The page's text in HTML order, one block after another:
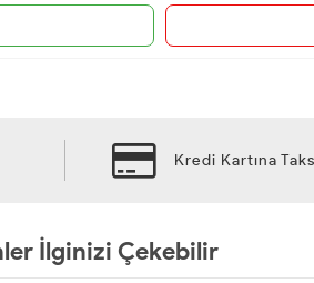
Kredi Kartına
İlginizi Çekebilir